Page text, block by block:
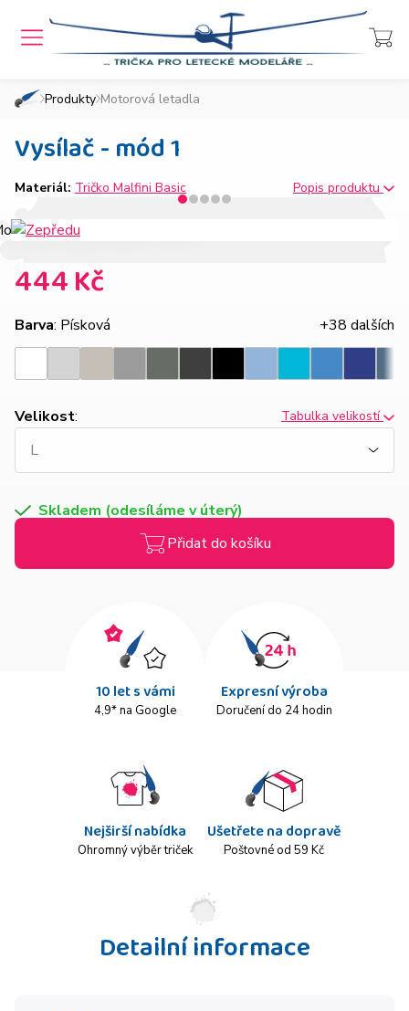
Domů Chcete také takový e-shop?
Přihlášení
»
Produkty »
Motorová letadla
Vysílač - mód 1
Materiál: Tričko Malfini Basic Popis produktu
444 Kč
Barva: Písková
+38 dalších
šedýšedášedýbřidlicegray
modrá
modrámodrá
Velikost: Tabulka velikostí
Skladem (odesíláme v úterý)
Přidat do košíku
10 let s vámi
4,9* na Google
Expresní výroba
Doručení do 24 hodin
Nejširší nabídka
Ohromný výběr triček
Ušetřete na dopravě
Poštovné od 59 Kč
Detailní informace